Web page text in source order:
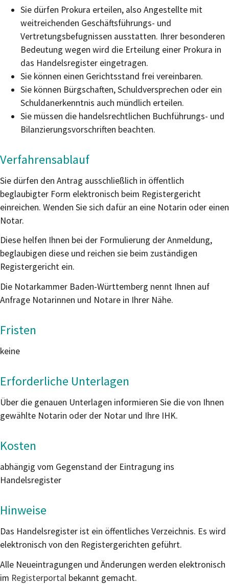
Sie dürfen Prokura erteilen, also Angestellte mit
weitreichenden Geschäftsführungs- und
Vertretungsbefugnissen ausstatten. Ihrer besonderen
Bedeutung wegen wird die Erteilung einer Prokura in
das Handelsregister eingetragen.
Sie können einen Gerichtsstand frei vereinbaren.
Sie können Bürgschaften, Schuldversprechen oder ein
Schuldanerkenntnis auch mündlich erteilen.
Sie müssen die handelsrechtlichen Buchführungs- und
Bilanzierungsvorschriften beachten.
Verfahrensablauf
Sie dürfen den Antrag ausschließlich in öffentlich
beglaubigter Form elektronisch beim Registergericht
einreichen. Wenden Sie sich dafür an eine Notarin oder einen
Notar.
Diese helfen Ihnen bei der Formulierung der Anmeldung,
beglaubigen diese und reichen sie beim zuständigen
Registergericht ein.
Die Notarkammer Baden-Württemberg nennt Ihnen auf
Anfrage Notarinnen und Notare in Ihrer Nähe.
Fristen
keine
Erforderliche Unterlagen
Über die genauen Unterlagen informieren Sie die von Ihnen
gewählte Notarin oder der Notar und Ihre IHK.
Kosten
abhängig vom Gegenstand der Eintragung ins
Handelsregister
Hinweise
Das Handelsregister ist ein öffentliches Verzeichnis. Es wird
elektronisch von den Registergerichten geführt.
Alle Neueintragungen und Änderungen werden elektronisch
im Registerportal bekannt gemacht.